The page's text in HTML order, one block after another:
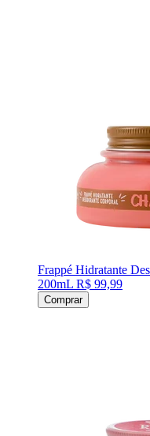
Frappé Hidratante
200mL R$ 99,99
Comprar